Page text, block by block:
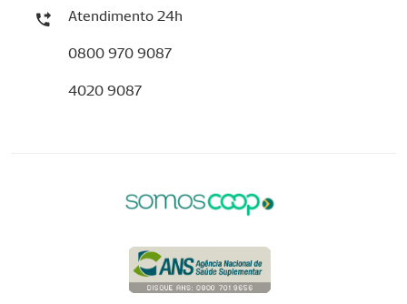
Atendimento 24h
0800 970 9087
4020 9087